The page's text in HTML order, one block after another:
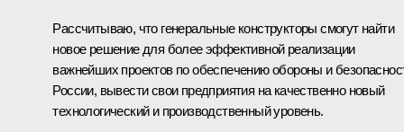
Рассчитываю, что генеральные конструкторы смогут найти
новое решение для более эффективной реализации
важнейших проектов по обеспечению обороны и
России, вывести свои предприятия на качественно новый
технологический и производственный уровень.